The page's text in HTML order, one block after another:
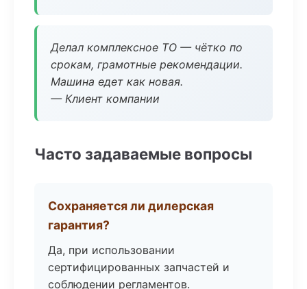
Делал комплексное ТО — чётко по
срокам, грамотные рекомендации.
Машина едет как новая.
— Клиент компании
Часто задаваемые вопросы
Сохраняется ли дилерская
гарантия?
Да, при использовании
сертифицированных запчастей и
соблюдении регламентов.